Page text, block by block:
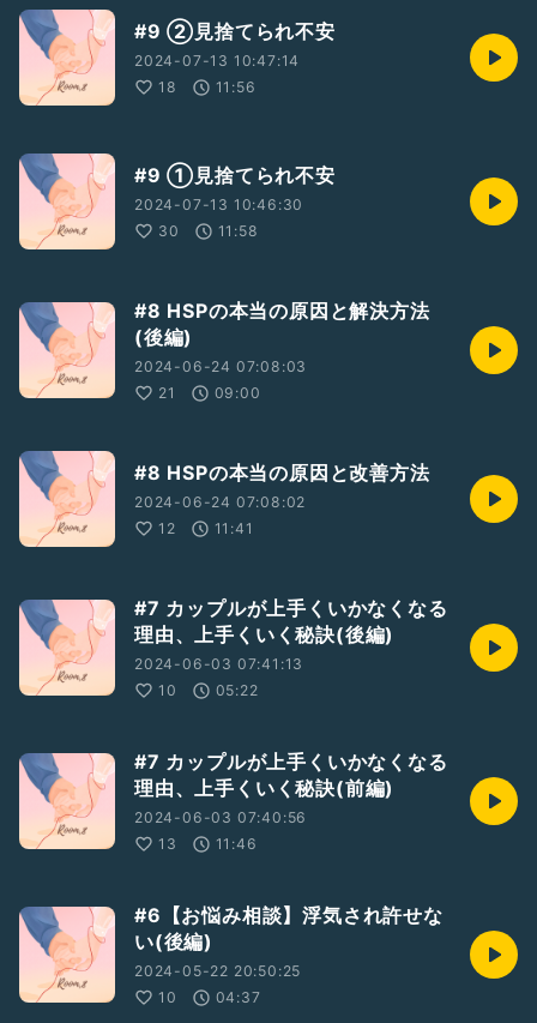
#9 ②見捨てられ不安
2024-07-13 10:47:14
18
11:56
#9 ①見捨てられ不安
2024-07-13 10:46:30
30
11:58
#8 HSPの本当の原因と解決方法
(後編)
2024-06-24 07:08:03
21
09:00
#8 HSPの本当の原因と改善方法
2024-06-24 07:08:02
12
11:41
#7 カップルが上手くいかなくなる
理由、上手くいく秘訣(後編)
2024-06-03 07:41:13
10
05:22
#7 カップルが上手くいかなくなる
理由、上手くいく秘訣(前編)
2024-06-03 07:40:56
13
11:46
#6【お悩み相談】浮気され許せな
い(後編)
2024-05-22 20:50:25
10
04:37